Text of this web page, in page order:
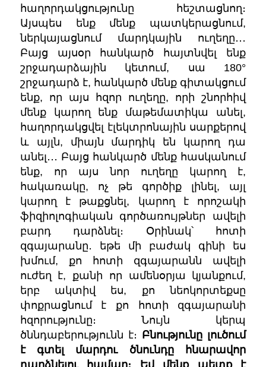
հաղորդակցությունը հեշտացնող։
Այսպես ենք մենք պատկերացնում,
ներկայացնում մարդկային ուղեղը․․․
Բայց այսօր հանկարծ հայտնվել ենք
շրջադարձային կետում, սա 180°
շրջադարձ է, հանկարծ մենք գիտակցում
ենք, որ այս հզոր ուղեղը, որի շնորհիվ
մենք կարող ենք մաթեմատիկա անել,
հաղորդակցվել էլեկտրոնային սարքերով
և այլն, միայն մարդիկ են կարող դա
անել․․․ Բայց հանկարծ մենք հասկանում
ենք, որ այս նոր ուղեղը կարող է,
հակառակը, ոչ թե գործիք լինել, այլ
կարող է թաքցնել, կարող է որոշակի
ֆիզիոլոգիական գործառույթներ ավելի
բարդ դարձնել։ Օրինակ՝ հոտի
զգայարանը․ եթե մի բաժակ գինի ես
խմում, քո հոտի զգայարանն ավելի
ուժեղ է, քանի որ ամենօրյա կյանքում,
երբ ակտիվ ես, քո նեոկորտեքսը
փոքրացնում է քո հոտի զգայարանի
հզորությունը։ Նույն կերպ
ծննդաբերությունն է։ Բնությունը լուծում
է գտել մարդու ծնունդը հնարավոր
դարձնելու համար։ Եվ մենք պետք է